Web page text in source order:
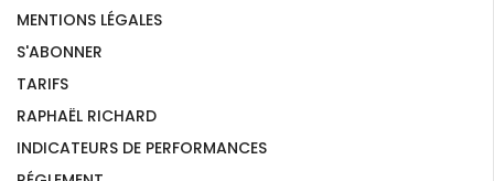
MENTIONS LÉGALES
S'ABONNER
TARIFS
RAPHAËL RICHARD
INDICATEURS DE PERFORMANCES